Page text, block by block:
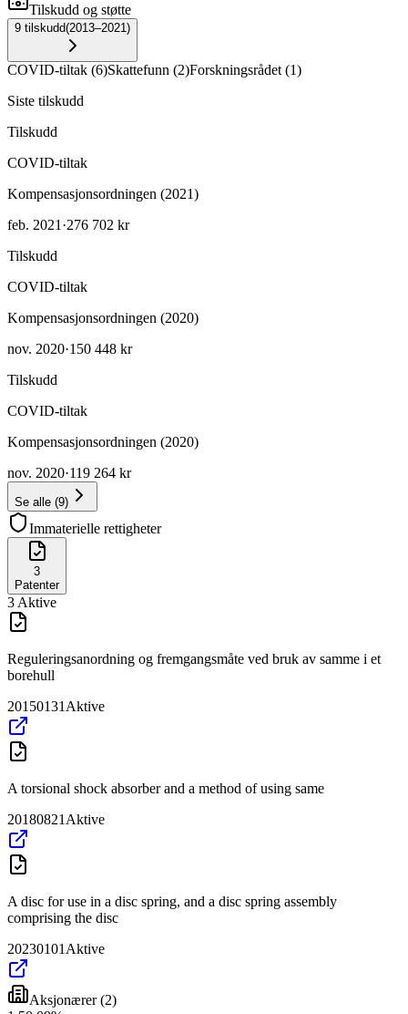
Tilskudd og støtte
9 tilskudd(2013–2021)
COVID-tiltak (6)Skattefunn (2)Forskningsrådet (1)
Siste tilskudd
Tilskudd
COVID-tiltak
Kompensasjonsordningen (2021)
feb. 2021 ·276 702 kr
Tilskudd
COVID-tiltak
Kompensasjonsordningen (2020)
nov. 2020·150 448 kr
Tilskudd
COVID-tiltak
Kompensasjonsordningen (2020)
nov. 2020·119 264 kr
Se alle (9)
Immaterielle rettigheter
3
Patenter
3 Aktive
Reguleringsanordning og fremgangsmåte ved bruk av samme i et
borehull
20150131 Aktive
A torsional shock absorber and a method of using same
20180821 Aktive
A disc for use in a disc spring, and a disc spring assembly
comprising the disc
20230101 Aktive
Aksjonærer(2)